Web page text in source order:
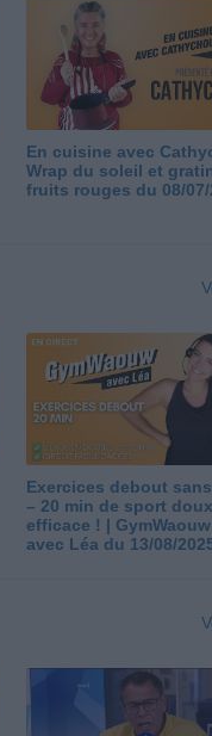
En cuisine avec
Wrap du soleil et
fruits rouges du 08/07/
Exercices debout
– 20 min de sport
efficace ! | GymWaouw
avec Léa du 13/08/